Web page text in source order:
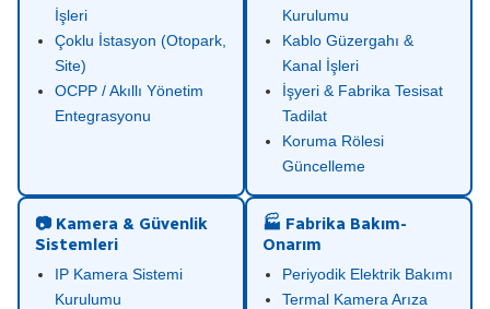
İşleri
Çoklu İstasyon (Otopark,
Site)
OCPP / Akıllı Yönetim
Entegrasyonu
Kurulumu
Kablo Güzergahı &
Kanal İşleri
İşyeri & Fabrika Tesisat
Tadilat
Koruma Rölesi
Güncelleme
📷 Kamera & Güvenlik
Sistemleri
IP Kamera Sistemi
Kurulumu
🏭 Fabrika Bakım-
Onarım
Periyodik Elektrik Bakımı
Termal Kamera Arıza